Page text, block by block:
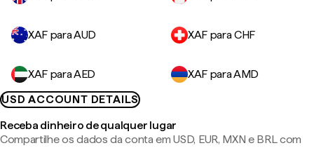
XAF para AUD XAF para CHF
XAF para AED
XAF para AMD
USD ACCOUNT DETAILS
Receba dinheiro de qualquer lugar
Compartilhe os dados da conta em USD, EUR, MXN e BRL com